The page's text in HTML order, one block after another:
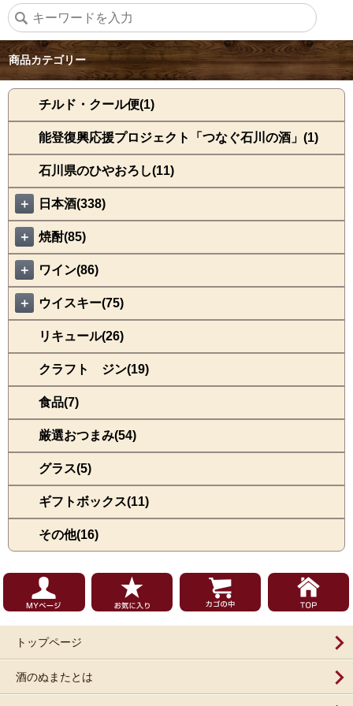
商品カテゴリー
チルド・クール便(1)
能登復興応援プロジェクト「つなぐ石川の酒」(1)
石川県のひやおろし(11)
＋ 日本酒(338)
＋ 焼酎(85)
＋ ワイン(86)
＋ ウイスキー(75)
リキュール(26)
クラフト ジン(19)
食品(7)
厳選おつまみ(54)
グラス(5)
ギフトボックス(11)
その他(16)
トップページ
酒のぬまたとは